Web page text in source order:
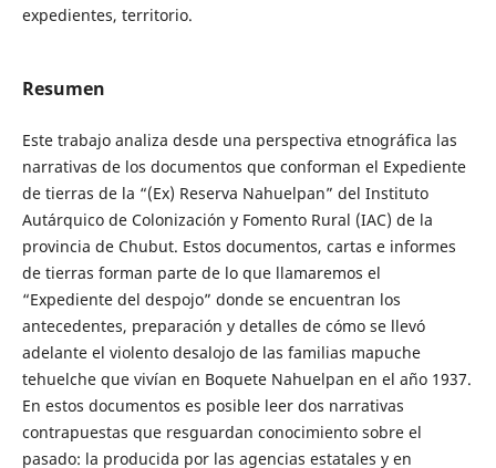
expedientes, territorio.
Resumen
Este trabajo analiza desde una perspectiva etnográfica las
narrativas de los documentos que conforman el Expediente
de tierras de la “(Ex) Reserva Nahuelpan” del Instituto
Autárquico de Colonización y Fomento Rural (IAC) de la
provincia de Chubut. Estos documentos, cartas e informes
de tierras forman parte de lo que llamaremos el
“Expediente del despojo” donde se encuentran los
antecedentes, preparación y detalles de cómo se llevó
adelante el violento desalojo de las familias mapuche
tehuelche que vivían en Boquete Nahuelpan en el año 1937.
En estos documentos es posible leer dos narrativas
contrapuestas que resguardan conocimiento sobre el
pasado: la producida por las agencias estatales y en